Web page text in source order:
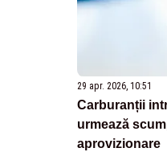
29 apr. 2026, 10:51
Carburanții
urmează
aprovizionare